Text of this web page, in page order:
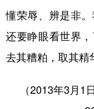
多语种频道
English
懂荣辱、辨是非。
还要睁眼看世界，
去其糟粕，取其精
（2013年3月1